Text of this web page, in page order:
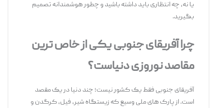
یا نه، چه انتظاری باید داشته باشید و چطور هوشمندانه تصمیم
بگیرید.
چرا آفریقای جنوبی یکی از خاص ‌ترین
مقاصد نوروزی دنیاست؟
آفریقای جنوبی فقط یک کشور نیست؛ چند دنیا در یک مقصد
است. از پارک ‌های ملی وسیع که زیستگاه شیر، فیل، کرگدن و